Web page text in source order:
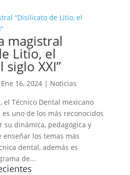
magistral
Litio, el
XXI”
Ene 16, 2024| Noticias
el Técnico Dental mexicano
es uno de los más reconocidos
su dinámica, pedagógica y
los temas más
dental, además es
de...